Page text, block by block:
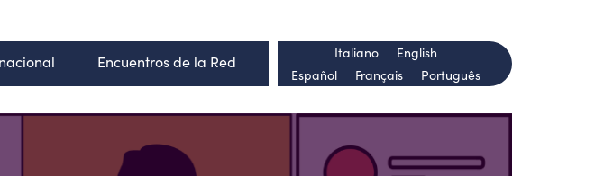
Encuentros de la Red
Español Français Português
Italiano English